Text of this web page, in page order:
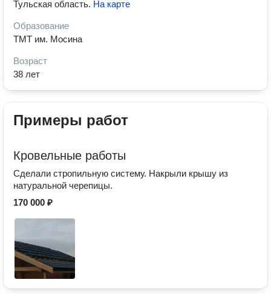
Тульская область. На карте
Образование
ТМТ им. Мосина
Возраст
38 лет
Примеры работ
Кровельные работы
Сделали стропильную систему. Накрыли крышу из
натуральной черепицы.
170 000 ₽